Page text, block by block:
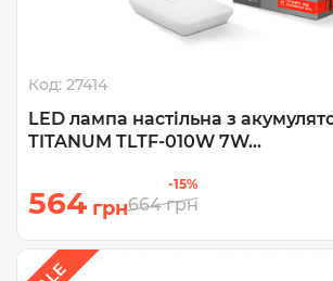
Код: 27414
LED лампа настiльна з
TITANUM TLTF-010W 7W...
564 грн
-15%
664 грн